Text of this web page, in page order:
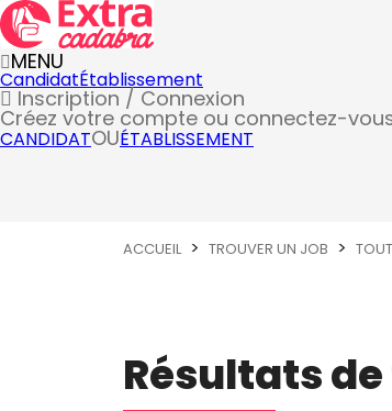
MENU
CandidatÉtablissement
Inscription / Connexion
Créez votre compte ou connectez-
CANDIDATOUÉTABLISSEMENT
ACCUEIL TROUVER UN JOB
Résultats